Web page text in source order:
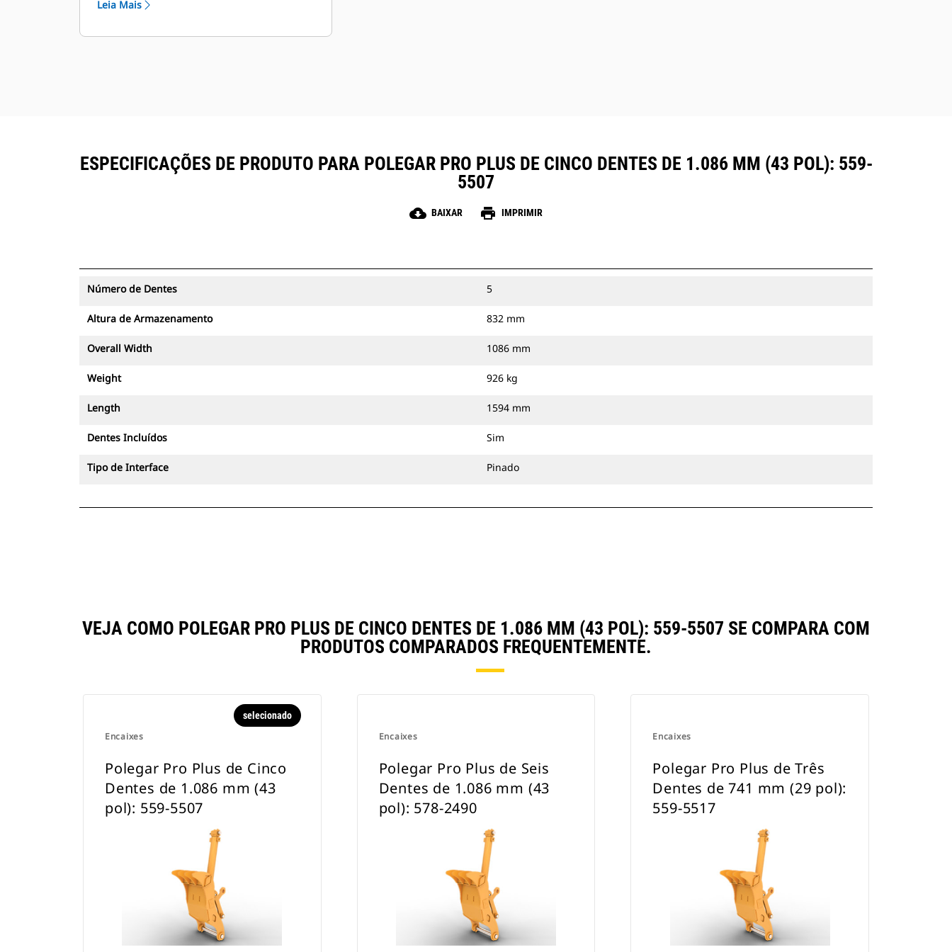
ativos no VisionLink® juntamente
fácil de configurar.
Leia Mais
ESPECIFICAÇÕES DE PRODUTO PARA POLEGAR PRO PLUS DE CINCO DENTES DE 1.086 MM (43 POL): 559-
5507
cloud_download BAIXAR print IMPRIMIR
Número de Dentes 5
Altura de Armazenamento 832 mm
Overall Width 1086 mm
Weight 926 kg
Length 1594 mm
Dentes Incluídos Sim
Tipo de Interface Pinado
VEJA COMO POLEGAR PRO PLUS DE CINCO DENTES DE 1.086 MM (43 POL): 559-5507 SE COMPARA COM
PRODUTOS COMPARADOS FREQUENTEMENTE.
Encaixes
selecionado
Polegar Pro Plus de Cinco
Dentes de 1.086 mm (43
pol): 559-5507
Encaixes
Polegar Pro Plus de Seis
Dentes de 1.086 mm (43
pol): 578-2490
Encaixes
Polegar Pro Plus de Três
Dentes de 741 mm (29 pol):
559-5517